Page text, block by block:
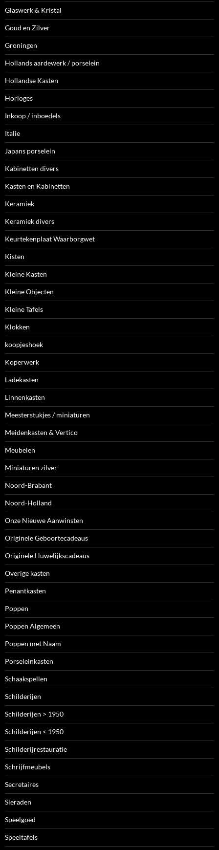
Glaswerk & Kristal
Goud en Zilver
Groningen
Hollands aardewerk / porselein
Hollandse Kasten
Horloges
Inkoop / inboedels
Italie
Japans porselein
Kabinetten divers
Kasten en Kabinetten
Keramiek
Keramiek divers
Keurtekenplaat Waarborgwet
Kisten
Kleine Kasten
Kleine Objecten
Kleine Tafels
Klokken
koopjeshoek
Koperwerk
Ladekasten
Linnenkasten
Meesterstukjes / miniaturen
Meidenkasten & Vertico
Meubelen
Miniaturen zilver
Noord-Brabant
Noord-Holland
Onze Nieuwe Aanwinsten
Originele Geboortecadeaus
Originele Huwelijkscadeaus
Overige kasten
Penantkasten
Poppen
Poppen Algemeen
Poppen met Naam
Porseleinkasten
Schaakspellen
Schilderijen
Schilderijen > 1950
Schilderijen < 1950
Schilderijrestauratie
Schrijfmeubels
Secretaires
Sieraden
Speelgoed
Speeltafels